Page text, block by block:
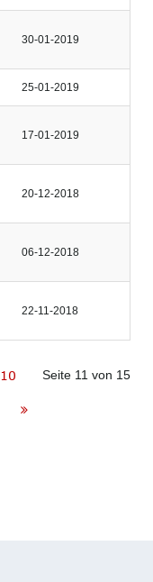
30-01-2019
25-01-2019
17-01-2019
20-12-2018
06-12-2018
22-11-2018
Seite 11 von 15
10